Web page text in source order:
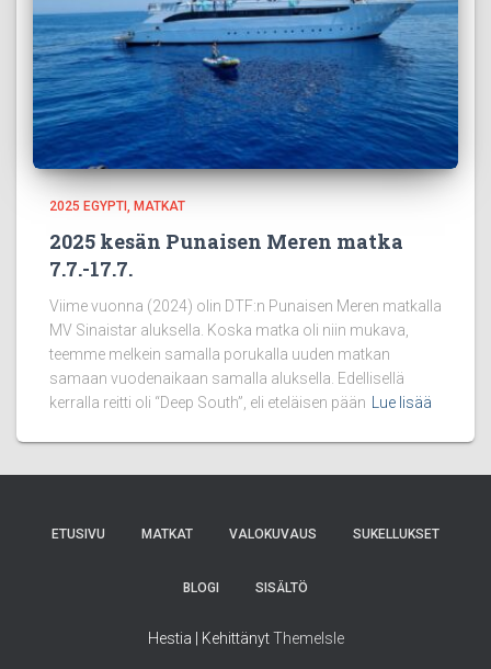
2025 EGYPTI MATKAT
2025 kesän Punaisen Meren matka
7.7.-17.7.
Viime vuonna (2024) olin DTF:n Punaisen Meren matkalla
MV Sinaistar aluksella. Koska matka oli niin mukava,
teemme melkein samalla porukalla uuden matkan
samaan vuodenaikaan samalla aluksella. Edellisellä
kerralla reitti oli “Deep South”, eli eteläisen pään
Lue lisää
ETUSIVU MATKAT VALOKUVAUS SUKELLUKSET
BLOGI SISÄLTÖ
Hestia | KehittänytThemeIsle